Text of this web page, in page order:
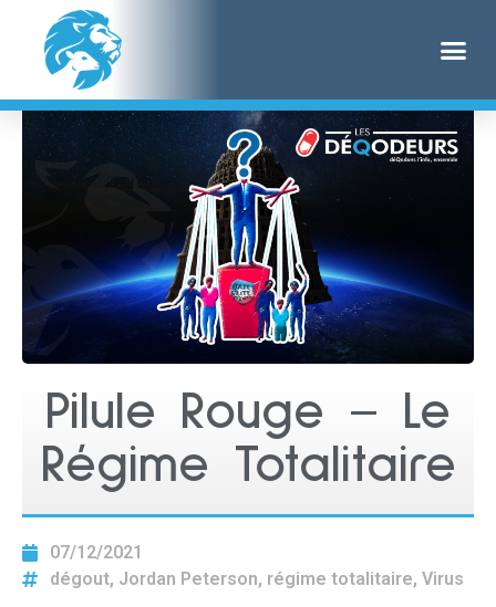
Pilule Rouge – Le
Régime Totalitaire
07/12/2021
dégout, Jordan Peterson, régime totalitaire, Virus